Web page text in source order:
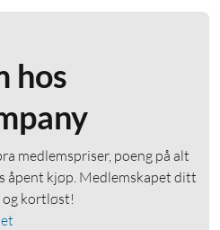
hos
medlemspriser, poeng på alt
åpent kjøp. Medlemskapet ditt
kortløst!